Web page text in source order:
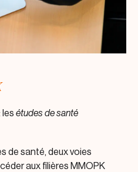
les études de santé
de santé, deux voies
aux filières MMOPK